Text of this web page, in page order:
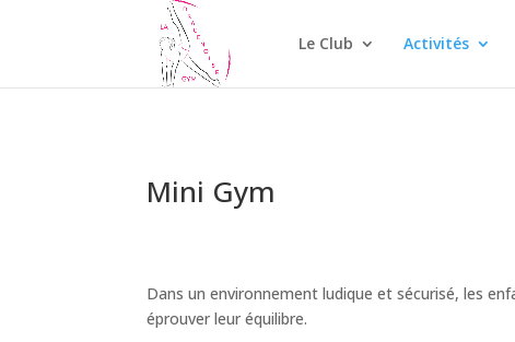
Le Club Activités
Mini Gym
Dans un environnement ludique et sécurisé, les
éprouver leur équilibre.